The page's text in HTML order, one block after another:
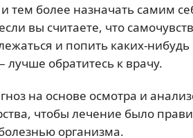
тем более назначать самим
вы считаете, что
и попить каких-нибудь
лучше обратитесь к врачу.
на основе осмотра и
чтобы лечение было
организма.